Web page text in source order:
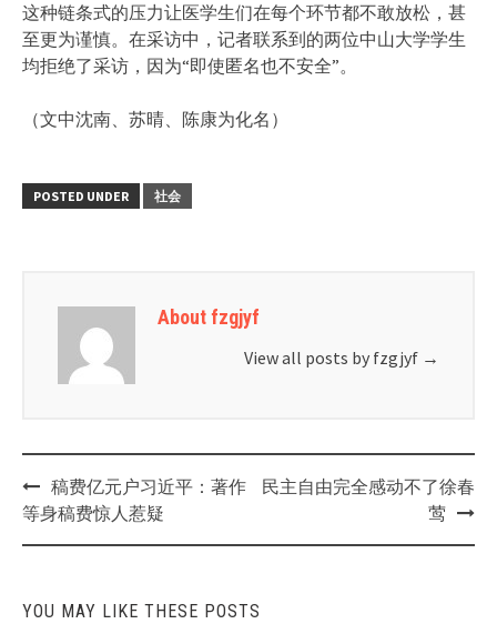
这种链条式的压力让医学生们在每个环节都不敢放松，甚
至更为谨慎。在采访中，记者联系到的两位中山大学学生
均拒绝了采访，因为“即使匿名也不安全”。
（文中沈南、苏晴、陈康为化名）
POSTED UNDER 社会
About fzgjyf
View all posts by fzgjyf →
Post
navigation
稿费亿元户习近平：著作
等身稿费惊人惹疑
民主自由完全感动不了徐春
莺
YOU MAY LIKE THESE POSTS